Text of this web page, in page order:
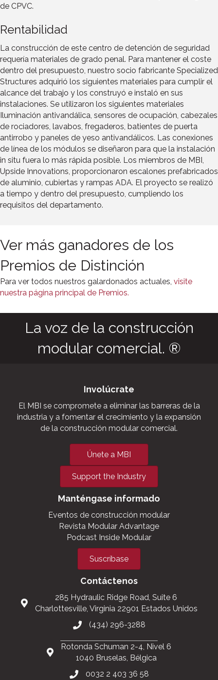
de CPVC.
Rentabilidad
La construcción de este centro de detención de seguridad
requería materiales de grado penal. Para mantener el coste
dentro del presupuesto, nuestro socio fabricante Specialized
Structures adquirió los siguientes materiales para cumplir el
alcance del trabajo y los construyó e instaló en sus
instalaciones. Se utilizaron los siguientes materiales
Iluminación antivandálica, sensores de ocupación, cabezales
de rociadores, lavabos, fregaderos, batientes de puerta
antirrobo y paneles de yeso antivandálicos. Las conexiones
de línea de los módulos se diseñaron para que la instalación
in situ fuera lo más rápida posible. Los miembros de MBI,
Upside Innovations, proporcionaron escalones prefabricados
de aluminio, cubiertas y rampas ADA. El proyecto se realizó
a tiempo y dentro del presupuesto, cumpliendo los
requisitos del departamento.
Ver más ganadores de los
Premios de Distinción
Para ver todos nuestros galardonados actuales, visite
nuestra página principal de Premios.
La voz de la construcción
modular comercial. ®
Involúcrate
El MBI se compromete a eliminar las barreras de la
industria y a fomentar el crecimiento y la expansión
de la construcción modular comercial.
Únete a MBI
Support the Industry
Manténgase informado
Eventos de construcción modular
Revista Modular Advantage
Podcast Inside Modular
Suscríbase
Contáctenos
285 Hydraulic Ridge Road, Suite 6
Charlottesville, Virginia 22901 Estados Unidos
(434) 296-3288
Rotonda Schuman 2-4, Nivel 6
1040 Bruselas, Bélgica
0032 2 403 36 58